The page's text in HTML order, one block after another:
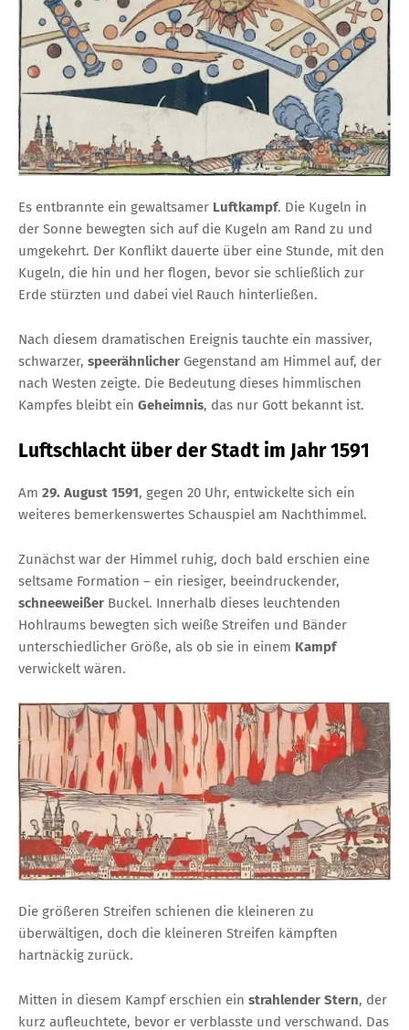
Es entbrannte ein gewaltsamer Luftkampf. Die Kugeln in
der Sonne bewegten sich auf die Kugeln am Rand zu und
umgekehrt. Der Konflikt dauerte über eine Stunde, mit den
Kugeln, die hin und her flogen, bevor sie schließlich zur
Erde stürzten und dabei viel Rauch hinterließen.
Nach diesem dramatischen Ereignis tauchte ein massiver,
schwarzer, speerähnlicher Gegenstand am Himmel auf, der
nach Westen zeigte. Die Bedeutung dieses himmlischen
Kampfes bleibt ein Geheimnis, das nur Gott bekannt ist.
Luftschlacht über der Stadt im Jahr 1591
Am 29. August 1591, gegen 20 Uhr, entwickelte sich ein
weiteres bemerkenswertes Schauspiel am Nachthimmel.
Zunächst war der Himmel ruhig, doch bald erschien eine
seltsame Formation – ein riesiger, beeindruckender,
schneeweißer Buckel. Innerhalb dieses leuchtenden
Hohlraums bewegten sich weiße Streifen und Bänder
unterschiedlicher Größe, als ob sie in einem Kampf
verwickelt wären.
Die größeren Streifen schienen die kleineren zu
überwältigen, doch die kleineren Streifen kämpften
hartnäckig zurück.
Mitten in diesem Kampf erschien ein strahlender Stern, der
kurz aufleuchtete, bevor er verblasste und verschwand. Das